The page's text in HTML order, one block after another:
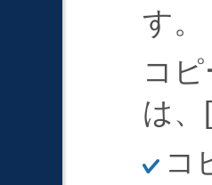
す。
コ
は、
コ